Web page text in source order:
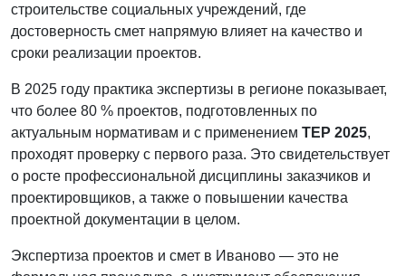
строительстве социальных учреждений, где
достоверность смет напрямую влияет на качество и
сроки реализации проектов.
В 2025 году практика экспертизы в регионе показывает,
что более 80 % проектов, подготовленных по
актуальным нормативам и с применением ТЕР 2025,
проходят проверку с первого раза. Это свидетельствует
о росте профессиональной дисциплины заказчиков и
проектировщиков, а также о повышении качества
проектной документации в целом.
Экспертиза проектов и смет в Иваново — это не